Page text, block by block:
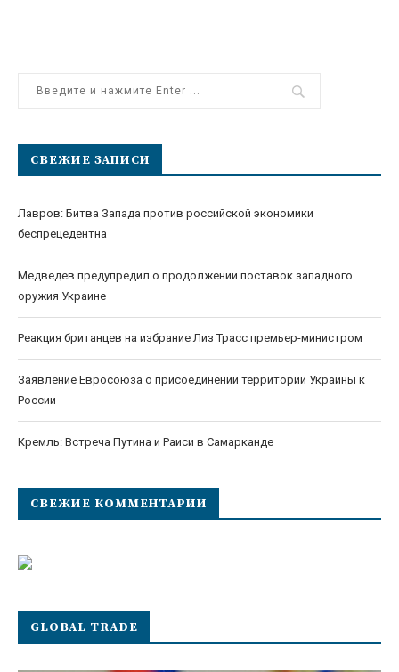
СВЕЖИЕ ЗАПИСИ
Лавров: Битва Запада против российской экономики
беспрецедентна
Медведев предупредил о продолжении поставок западного
оружия Украине
Реакция британцев на избрание Лиз Трасс премьер-министром
Заявление Евросоюза о присоединении территорий Украины к
России
Кремль: Встреча Путина и Раиси в Самарканде
СВЕЖИЕ КОММЕНТАРИИ
GLOBAL TRADE